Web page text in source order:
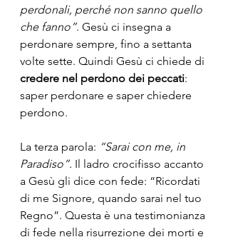
perdonali, perché non sanno quello
che fanno”. Gesù ci insegna a
perdonare sempre, fino a settanta
volte sette. Quindi Gesù ci chiede di
credere nel perdono dei peccati:
saper perdonare e saper chiedere
perdono.
La terza parola: “Sarai con me, in
Paradiso”. Il ladro crocifisso accanto
a Gesù gli dice con fede: “Ricordati
di me Signore, quando sarai nel tuo
Regno”. Questa è una testimonianza
di fede nella risurrezione dei morti e